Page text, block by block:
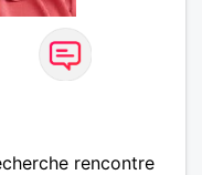
rencontre